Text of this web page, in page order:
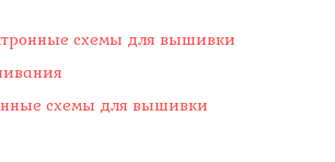
схемы для вышивки
схемы для вышивки